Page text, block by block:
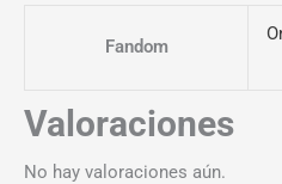
Fandom
Valoraciones
No hay valoraciones aún.